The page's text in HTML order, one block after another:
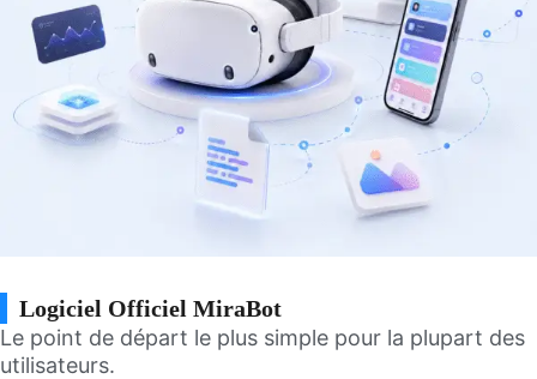
Logiciel Officiel MiraBot
Le point de départ le plus simple pour la plupart des
utilisateurs.